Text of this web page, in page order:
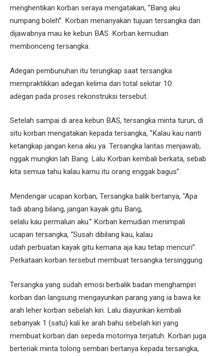
menghentikan korban seraya mengatakan, “Bang aku
numpang boleh”. Korban menanyakan tujuan tersangka dan
dijawabnya mau ke kebun BAS. Korban kemudian
membonceng tersangka.
Adegan pembunuhan itu terungkap saat tersangka
mempraktikkan adegan kelima dari total sekitar 10
adegan pada proses rekonstruksi tersebut.
Setelah sampai di area kebun BAS, tersangka minta turun, di
situ korban mengatakan kepada tersangka, “Kalau kau nanti
ketangkap jangan kena aku ya. Tersangka lantas menjawab,
nggak mungkin lah Bang. Lalu Korban kembali berkata, sebab
kita semua tahu kalau kamu itu orang enggak bagus”.
Mendengar ucapan korban, Tersangka balik bertanya, “Apa
tadi abang bilang, jangan kayak gitu Bang,
selalu kau permaluin aku.” Korban kemudian menimpali
ucapan tersangka, “Susah dibilang kau, kalau
udah perbuatan kayak gitu kemana aja kau tetap mencuri”.
Perkataan korban tersebut membuat tersangka tersinggung.
Tersangka yang sudah emosi berbalik badan menghampiri
korban dan langsung mengayunkan parang yang ia bawa ke
arah leher korban sebelah kiri. Lalu diayunkan kembali
sebanyak 1 (satu) kali ke arah bahu sebelah kiri yang
membuat korban dan sepeda motornya terjatuh. Korban juga
berteriak minta tolong sembari bertanya kepada tersangka,